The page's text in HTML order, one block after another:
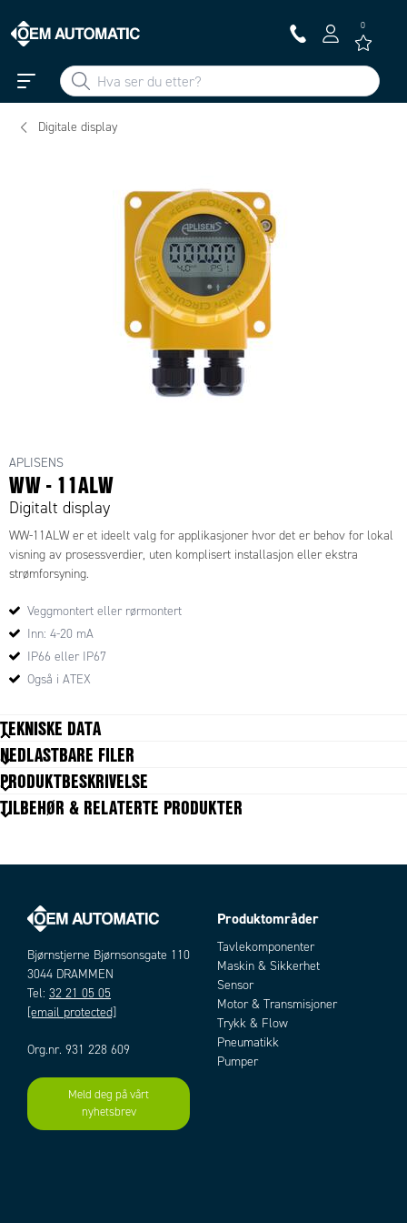
0
Digitale display
APLISENS
WW - 11ALW
Digitalt display
WW-11ALW er et ideelt valg for applikasjoner hvor det er behov for lokal
visning av prosessverdier, uten komplisert installasjon eller ekstra
strømforsyning.
Veggmontert eller rørmontert
Inn: 4-20 mA
IP66 eller IP67
Også i ATEX
TEKNISKE DATA
GENERELL DATA
Montering
Antall siffer 5
Omgivelsestemperatur til 80 °C
WW-11ALW
NEDLASTBARE FILER
PRODUKTBESKRIVELSE
TILBEHØR & RELATERTE PRODUKTER
Artikler
Add to existing cart row
Bjørnstjerne Bjørnsonsgate 110
3044 DRAMMEN
Tel: 32 21 05 05
[email protected]
Org.nr. 931 228 609
Meld deg på vårt
nyhetsbrev
Produktområder
Tavlekomponenter
Maskin & Sikkerhet
Sensor
Motor & Transmisjoner
Trykk & Flow
Pneumatikk
Pumper